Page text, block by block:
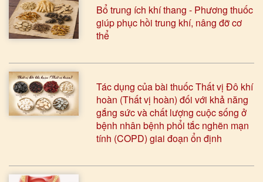
Bổ trung ích khí thang - Phương thuốc
giúp phục hồi trung khí, nâng đỡ cơ
thể
Tác dụng của bài thuốc Thất vị Đô khí
hoàn (Thất vị hoàn) đối với khả năng
gắng sức và chất lượng cuộc sống ở
bệnh nhân bệnh phổi tắc nghẽn mạn
tính (COPD) giai đoạn ổn định